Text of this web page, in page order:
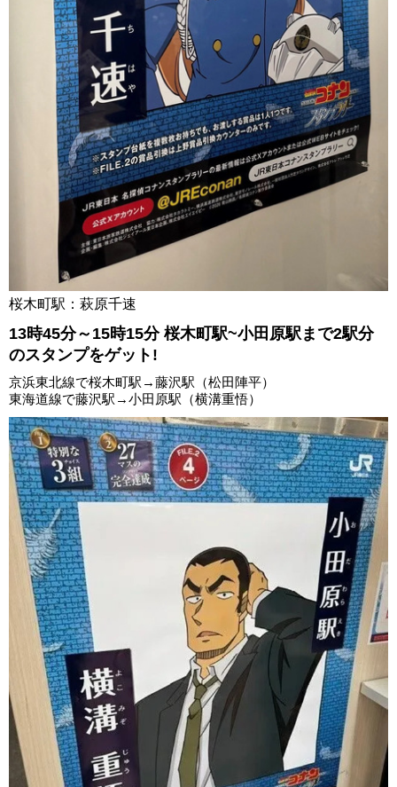
桜木町駅：萩原千速
13時45分～15時15分 桜木町駅~小田原駅まで2駅分
のスタンプをゲット!
京浜東北線で桜木町駅→藤沢駅（松田陣平）
東海道線で藤沢駅→小田原駅（横溝重悟）